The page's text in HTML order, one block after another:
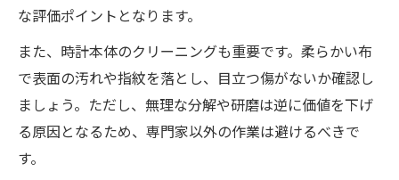
な評価ポイントとなります。
また、時計本体のクリーニングも重要です。柔らかい布
で表面の汚れや指紋を落とし、目立つ傷がないか確認し
ましょう。ただし、無理な分解や研磨は逆に価値を下げ
る原因となるため、専門家以外の作業は避けるべきで
す。